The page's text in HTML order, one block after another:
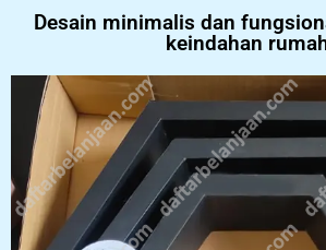
Desain minimalis dan
keindahan